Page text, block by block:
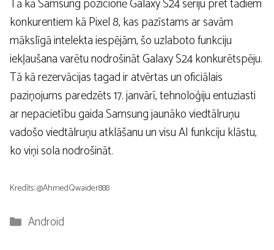
Tā kā Samsung pozicionē Galaxy S24 sēriju pret tādiem
konkurentiem kā Pixel 8, kas pazīstams ar savām
mākslīgā intelekta iespējām, šo uzlaboto funkciju
iekļaušana varētu nodrošināt Galaxy S24 konkurētspēju.
Tā kā rezervācijas tagad ir atvērtas un oficiālais
paziņojums paredzēts 17. janvārī, tehnoloģiju entuziasti
ar nepacietību gaida Samsung jaunāko viedtālruņu
vadošo viedtālruņu atklāšanu un visu AI funkciju klāstu,
ko viņi sola nodrošināt.
Kredīts: @AhmedQwaider888
Kategorijas
Android